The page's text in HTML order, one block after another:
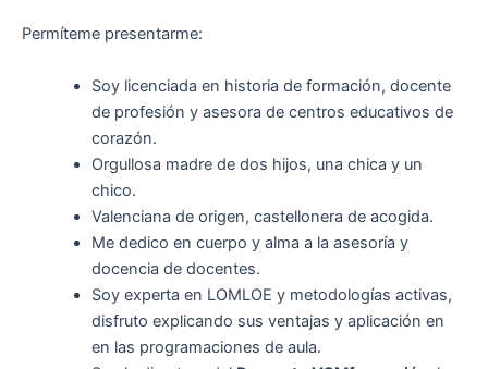
Permíteme presentarme:
Soy licenciada en historia de formación, docente
de profesión y asesora de centros educativos de
corazón.
Orgullosa madre de dos hijos, una chica y un
chico.
Valenciana de origen, castellonera de acogida.
Me dedico en cuerpo y alma a la asesoría y
docencia de docentes.
Soy experta en LOMLOE y metodologías activas,
disfruto explicando sus ventajas y aplicación en
en las programaciones de aula.